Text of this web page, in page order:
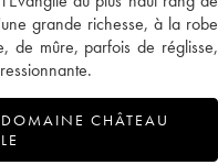
grande richesse, à la robe
de mûre, parfois de réglisse,
CHÂTEAU